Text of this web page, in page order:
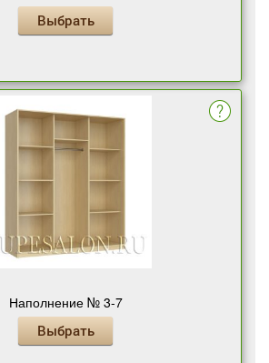
Выбрать
Наполнение № 3-7
Выбрать